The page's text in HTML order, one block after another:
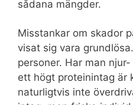
sådana mängder.
Misstankar om skador
visat sig vara
personer. Har man
ett högt proteinintag är
naturligtvis inte